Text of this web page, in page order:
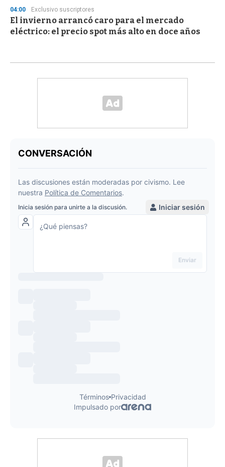
04:00 Exclusivo suscriptores
El invierno arrancó caro para el mercado
eléctrico: el precio spot más alto en doce años